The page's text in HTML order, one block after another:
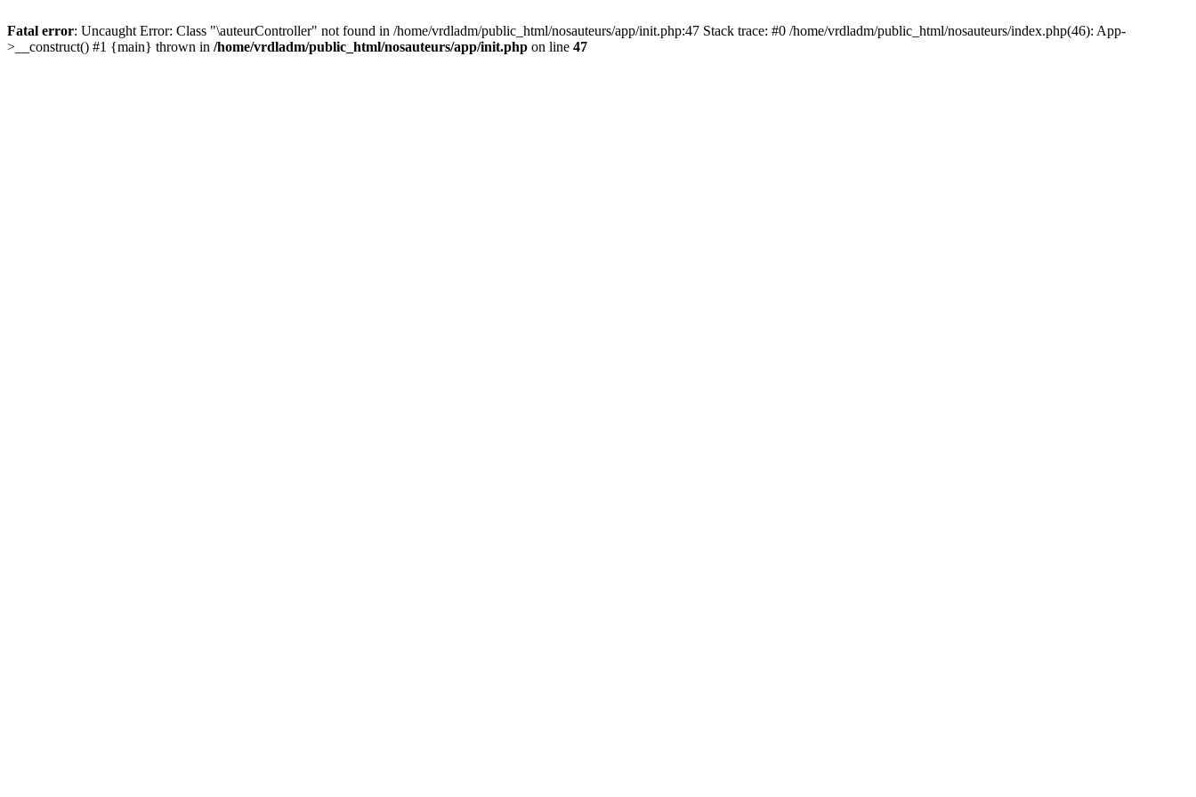
Fatal error: Uncaught Error: Class "\auteurController" not found in /home/vrdladm/public_html/nosauteurs/app/init.php:47 Stack trace: #0 /home/vrdladm/public_html/nosauteurs/index.php(46): App-
>__construct() #1 {main} thrown in /home/vrdladm/public_html/nosauteurs/app/init.php on line 47